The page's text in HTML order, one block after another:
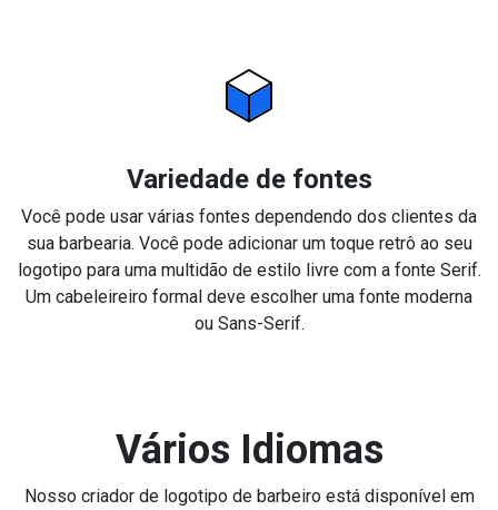
Variedade de fontes
Você pode usar várias fontes dependendo dos clientes da
sua barbearia. Você pode adicionar um toque retrô ao seu
logotipo para uma multidão de estilo livre com a fonte Serif.
Um cabeleireiro formal deve escolher uma fonte moderna
ou Sans-Serif.
Vários Idiomas
Nosso criador de logotipo de barbeiro está disponível em